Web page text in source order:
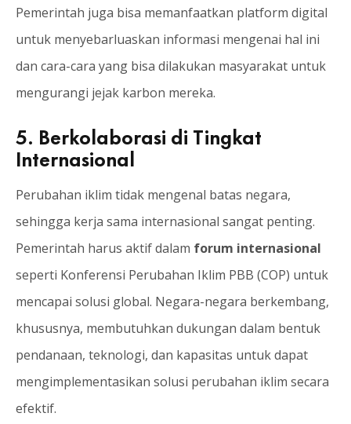
Pemerintah juga bisa memanfaatkan platform digital
untuk menyebarluaskan informasi mengenai hal ini
dan cara-cara yang bisa dilakukan masyarakat untuk
mengurangi jejak karbon mereka.
5. Berkolaborasi di Tingkat
Internasional
Perubahan iklim tidak mengenal batas negara,
sehingga kerja sama internasional sangat penting.
Pemerintah harus aktif dalam forum internasional
seperti Konferensi Perubahan Iklim PBB (COP) untuk
mencapai solusi global. Negara-negara berkembang,
khususnya, membutuhkan dukungan dalam bentuk
pendanaan, teknologi, dan kapasitas untuk dapat
mengimplementasikan solusi perubahan iklim secara
efektif.